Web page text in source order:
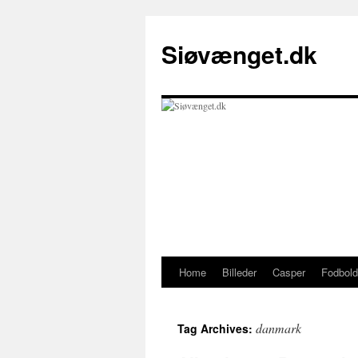
content
Siøvænget.dk
Home Billeder Casper Fodbold
Tag Archives: danmark